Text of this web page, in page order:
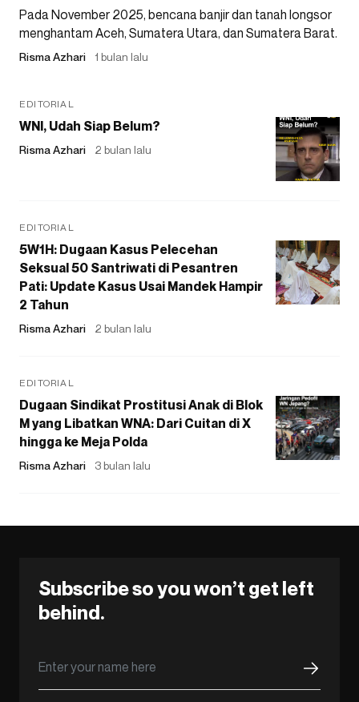
Pada November 2025, bencana banjir dan tanah longsor
menghantam Aceh, Sumatera Utara, dan Sumatera Barat.
Risma Azhari 1 bulan lalu
EDITORIAL
WNI, Udah Siap Belum?
Risma Azhari 2 bulan lalu
EDITORIAL
5W1H: Dugaan Kasus Pelecehan
Seksual 50 Santriwati di Pesantren
Pati: Update Kasus Usai Mandek Hampir
2 Tahun
Risma Azhari 2 bulan lalu
EDITORIAL
Dugaan Sindikat Prostitusi Anak di Blok
M yang Libatkan WNA: Dari Cuitan di X
hingga ke Meja Polda
Risma Azhari 3 bulan lalu
Subscribe so you won’t get left
behind.